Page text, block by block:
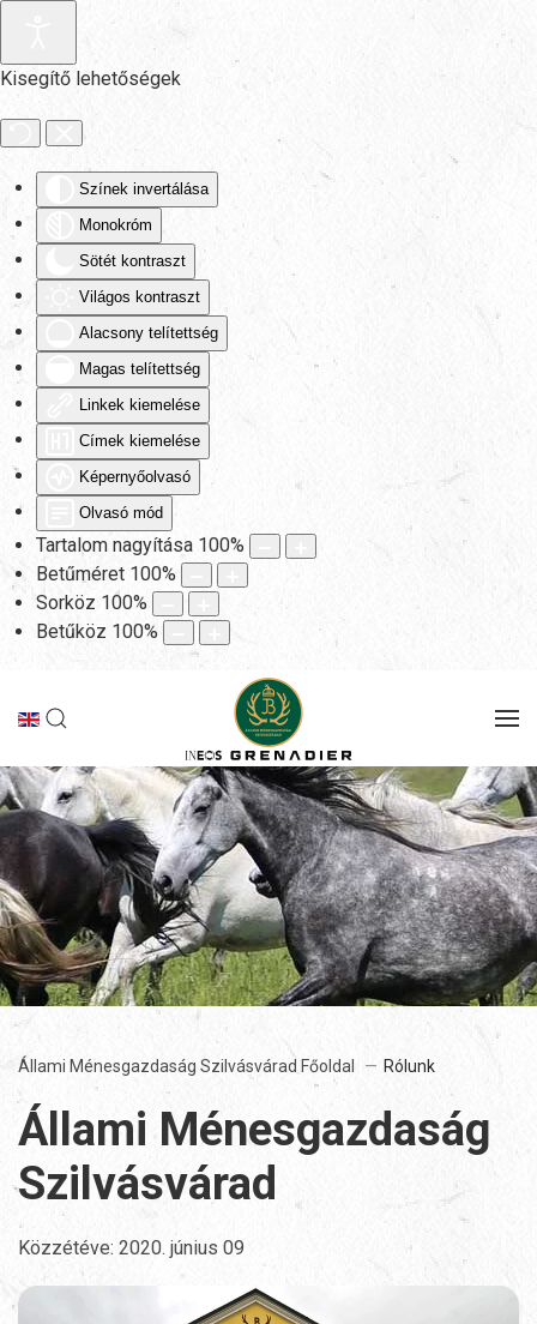
Kisegítő lehetőségek
Színek invertálása
Monokróm
Sötét kontraszt
Világos kontraszt
Alacsony telítettség
Magas telítettség
Linkek kiemelése
Címek kiemelése
Képernyőolvasó
Olvasó mód
Tartalom nagyítása 100%
Betűméret 100%
Sorköz 100%
Betűköz 100%
Fő tartalom átugrása
Állami Ménesgazdaság Szilvásvárad Főoldal Rólunk
Állami Ménesgazdaság
Szilvásvárad
Közzétéve: 2020. június 09